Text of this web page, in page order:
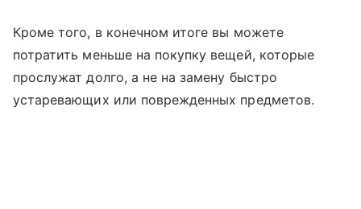
Кроме того, в конечном итоге вы можете
потратить меньше на покупку вещей, которые
прослужат долго, а не на замену быстро
устаревающих или поврежденных предметов.